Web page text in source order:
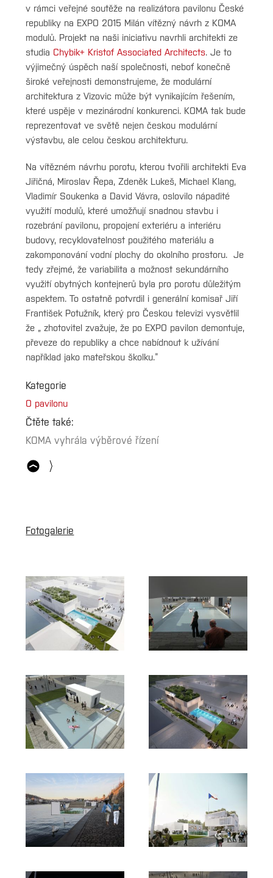
v rámci veřejné soutěže na realizátora pavilonu České
republiky na EXPO 2015 Milán vítězný návrh z KOMA
modulů. Projekt na naši iniciativu navrhli architekti ze
studia Chybik+ Kristof Associated Architects. Je to
výjimečný úspěch naší společnosti, neboť konečně
široké veřejnosti demonstrujeme, že modulární
architektura z Vizovic může být vynikajícím řešením,
které uspěje v mezinárodní konkurenci. KOMA tak bude
reprezentovat ve světě nejen českou modulární
výstavbu, ale celou českou architekturu.
Na vítězném návrhu porotu, kterou tvořili architekti Eva
Jiřičná, Miroslav Řepa, Zdeněk Lukeš, Michael Klang,
Vladimír Soukenka a David Vávra, oslovilo nápadité
využití modulů, které umožňují snadnou stavbu i
rozebrání pavilonu, propojení exteriéru a interiéru
budovy, recyklovatelnost použitého materiálu a
zakomponování vodní plochy do okolního prostoru. Je
tedy zřejmé, že variabilita a možnost sekundárního
využití obytných kontejnerů byla pro porotu důležitým
aspektem. To ostatně potvrdil i generální komisař Jiří
František Potužník, který pro Českou televizi vysvětlil
že „ zhotovitel zvažuje, že po EXPO pavilon demontuje,
převeze do republiky a chce nabídnout k užívání
například jako mateřskou školku.“
Kategorie
O pavilonu
Čtěte také:
KOMA vyhrála výběrové řízení
Fotogalerie